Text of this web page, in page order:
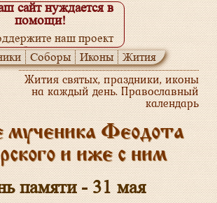
сайт нуждается в
помощи!
наш проект
Соборы Иконы Жития
Жития святых, праздники, иконы
на каждый день. Православный
календарь
Феодота
и иже с ним
памяти - 31 мая